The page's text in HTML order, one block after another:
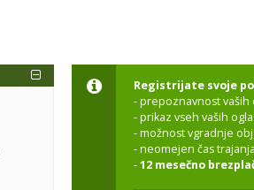
Registrijate svoje
- prepoznavnost
- prikaz vseh vaših
- možnost vgradnje
- neomejen čas
-12 mesečno